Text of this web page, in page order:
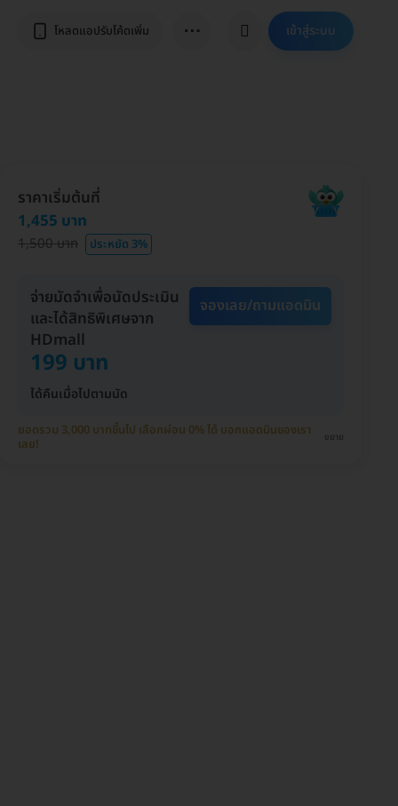
โหลดแอปรับโค้ดเพิ่ม ⋯ เข้าสู่ระบบ
ราคาเริ่มต้นที่
1,455 บาท
1,500 บาท ประหยัด 3%
จ่ายมัดจำเพื่อนัดประเมิน
และได้สิทธิพิเศษจาก
HDmall
199 บาท
ได้คืนเมื่อไปตามนัด
จองเลย/ถามแอดมิน
ยอดรวม 3,000 บาทขึ้นไป เลือกผ่อน 0% ได้ บอกแอดมินของเรา
เลย!
ขยาย